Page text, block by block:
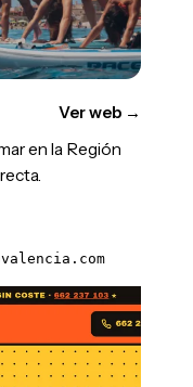
Ver web →
en la Región